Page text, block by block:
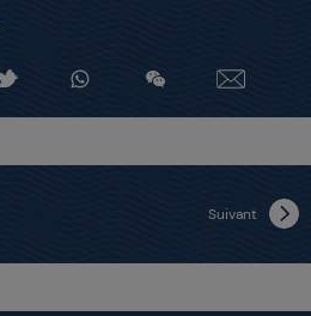
Suivant